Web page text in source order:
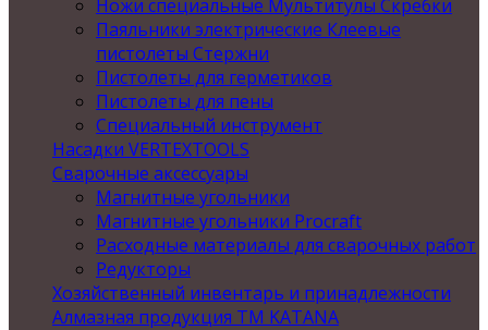
Ножи специальные Мультитулы Скребки
Паяльники электрические Клеевые
пистолеты Стержни
Пистолеты для герметиков
Пистолеты для пены
Специальный инструмент
Насадки VERTEXTOOLS
Сварочные аксессуары
Магнитные угольники
Магнитные угольники Procraft
Расходные материалы для сварочных работ
Редукторы
Хозяйственный инвентарь и принадлежности
Алмазная продукция ТМ KATANA